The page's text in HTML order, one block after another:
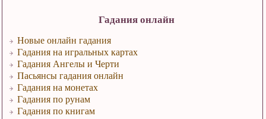
Гадания онлайн
Новые онлайн гадания
Гадания на игральных картах
Гадания Ангелы и Черти
Пасьянсы гадания онлайн
Гадания на монетах
Гадания по рунам
Гадания по книгам